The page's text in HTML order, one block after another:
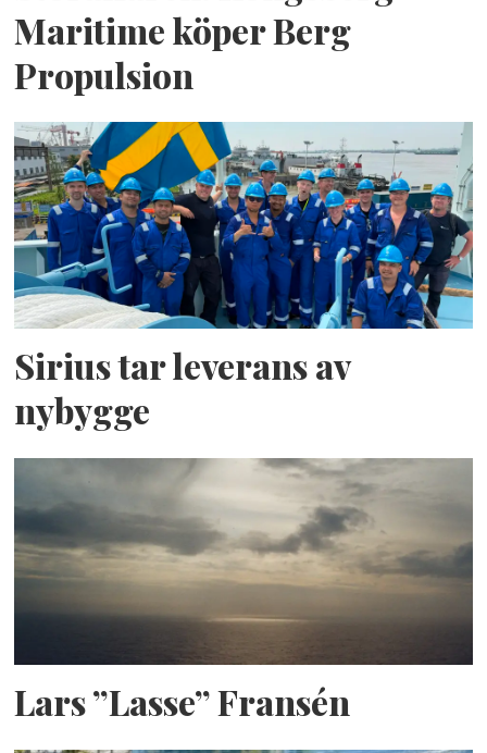
Maritime köper Berg
Propulsion
Sirius tar leverans av
nybygge
Lars ”Lasse” Fransén